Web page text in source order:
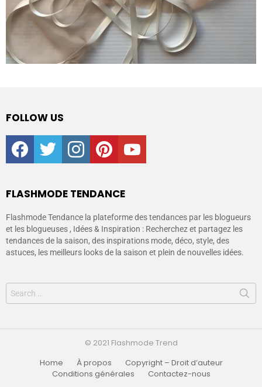
FOLLOW US
facebooktwitter instagrampinterestyoutube
FLASHMODE TENDANCE
Flashmode Tendance la plateforme des tendances par les blogueurs
et les blogueuses , Idées & Inspiration : Recherchez et partagez les
tendances de la saison, des inspirations mode, déco, style, des
astuces, les meilleurs looks de la saison et plein de nouvelles idées.
© 2021 Flashmode Trend
Home
À propos
Copyright – Droit d’auteur
Conditions générales
Contactez-nous